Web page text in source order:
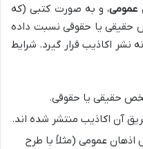
عمومی، و به صورت کتبی (که
یا حقوقی نسبت داده
نشر اکاذیب قرار گیرد. شرایط
حقیقی یا حقوقی.
آن اکاذیب منتشر شده اند.
عمومی (مثلاً با طرح